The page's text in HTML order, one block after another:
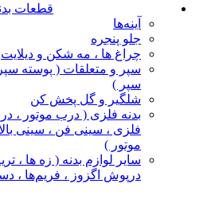
قطعات
آینه‌ها
جلو پنجره
چراغ‌ ها ، مه‌ شکن و دیلایت
سپر و متعلقات ( پوسته
سپر )
شلگیر و گل‌ پخش‌ کن
بدنه فلزی ( درب موتور ،
فلزی ، سینی فن ، سینی
موتور )
سایر لوازم بدنه ( زه ها ،
درپوش اگزوز ، فریم‌ها ،